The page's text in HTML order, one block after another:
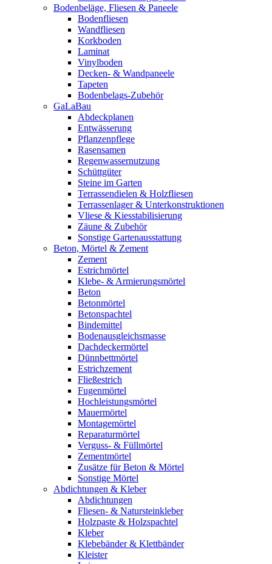
Bodenbeläge, Fliesen & Paneele
Bodenfliesen
Wandfliesen
Korkboden
Laminat
Vinylboden
Decken- & Wandpaneele
Tapeten
Bodenbelags-Zubehör
GaLaBau
Abdeckplanen
Entwässerung
Pflanzenpflege
Rasensamen
Regenwassernutzung
Schüttgüter
Steine im Garten
Terrassendielen & Holzfliesen
Terrassenlager & Unterkonstruktionen
Vliese & Kiesstabilisierung
Zäune & Zubehör
Sonstige Gartenausstattung
Beton, Mörtel & Zement
Zement
Estrichmörtel
Klebe- & Armierungsmörtel
Beton
Betonmörtel
Betonspachtel
Bindemittel
Bodenausgleichsmasse
Dachdeckermörtel
Dünnbettmörtel
Estrichzement
Fließestrich
Fugenmörtel
Hochleistungsmörtel
Mauermörtel
Montagemörtel
Reparaturmörtel
Verguss- & Füllmörtel
Zementmörtel
Zusätze für Beton & Mörtel
Sonstige Mörtel
Abdichtungen & Kleber
Abdichtungen
Fliesen- & Natursteinkleber
Holzpaste & Holzspachtel
Kleber
Klebebänder & Klettbänder
Kleister